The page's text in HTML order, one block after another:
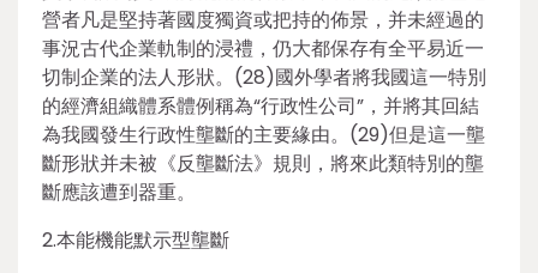
營者凡是堅持著國度獨資或把持的佈景，并未經過的
事況古代企業軌制的浸禮，仍大都保存有全平易近一
切制企業的法人形狀。(28)國外學者將我國這一特別
的經濟組織體系體例稱為“行政性公司”，并將其回結
為我國發生行政性壟斷的主要緣由。(29)但是這一壟
斷形狀并未被《反壟斷法》規則，將來此類特別的壟
斷應該遭到器重。
2.本能機能默示型壟斷